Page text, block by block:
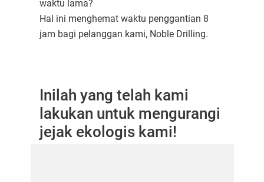
waktu lama?
Hal ini menghemat waktu penggantian 8
jam bagi pelanggan kami, Noble Drilling.
Inilah yang telah kami
lakukan untuk mengurangi
jejak ekologis kami!